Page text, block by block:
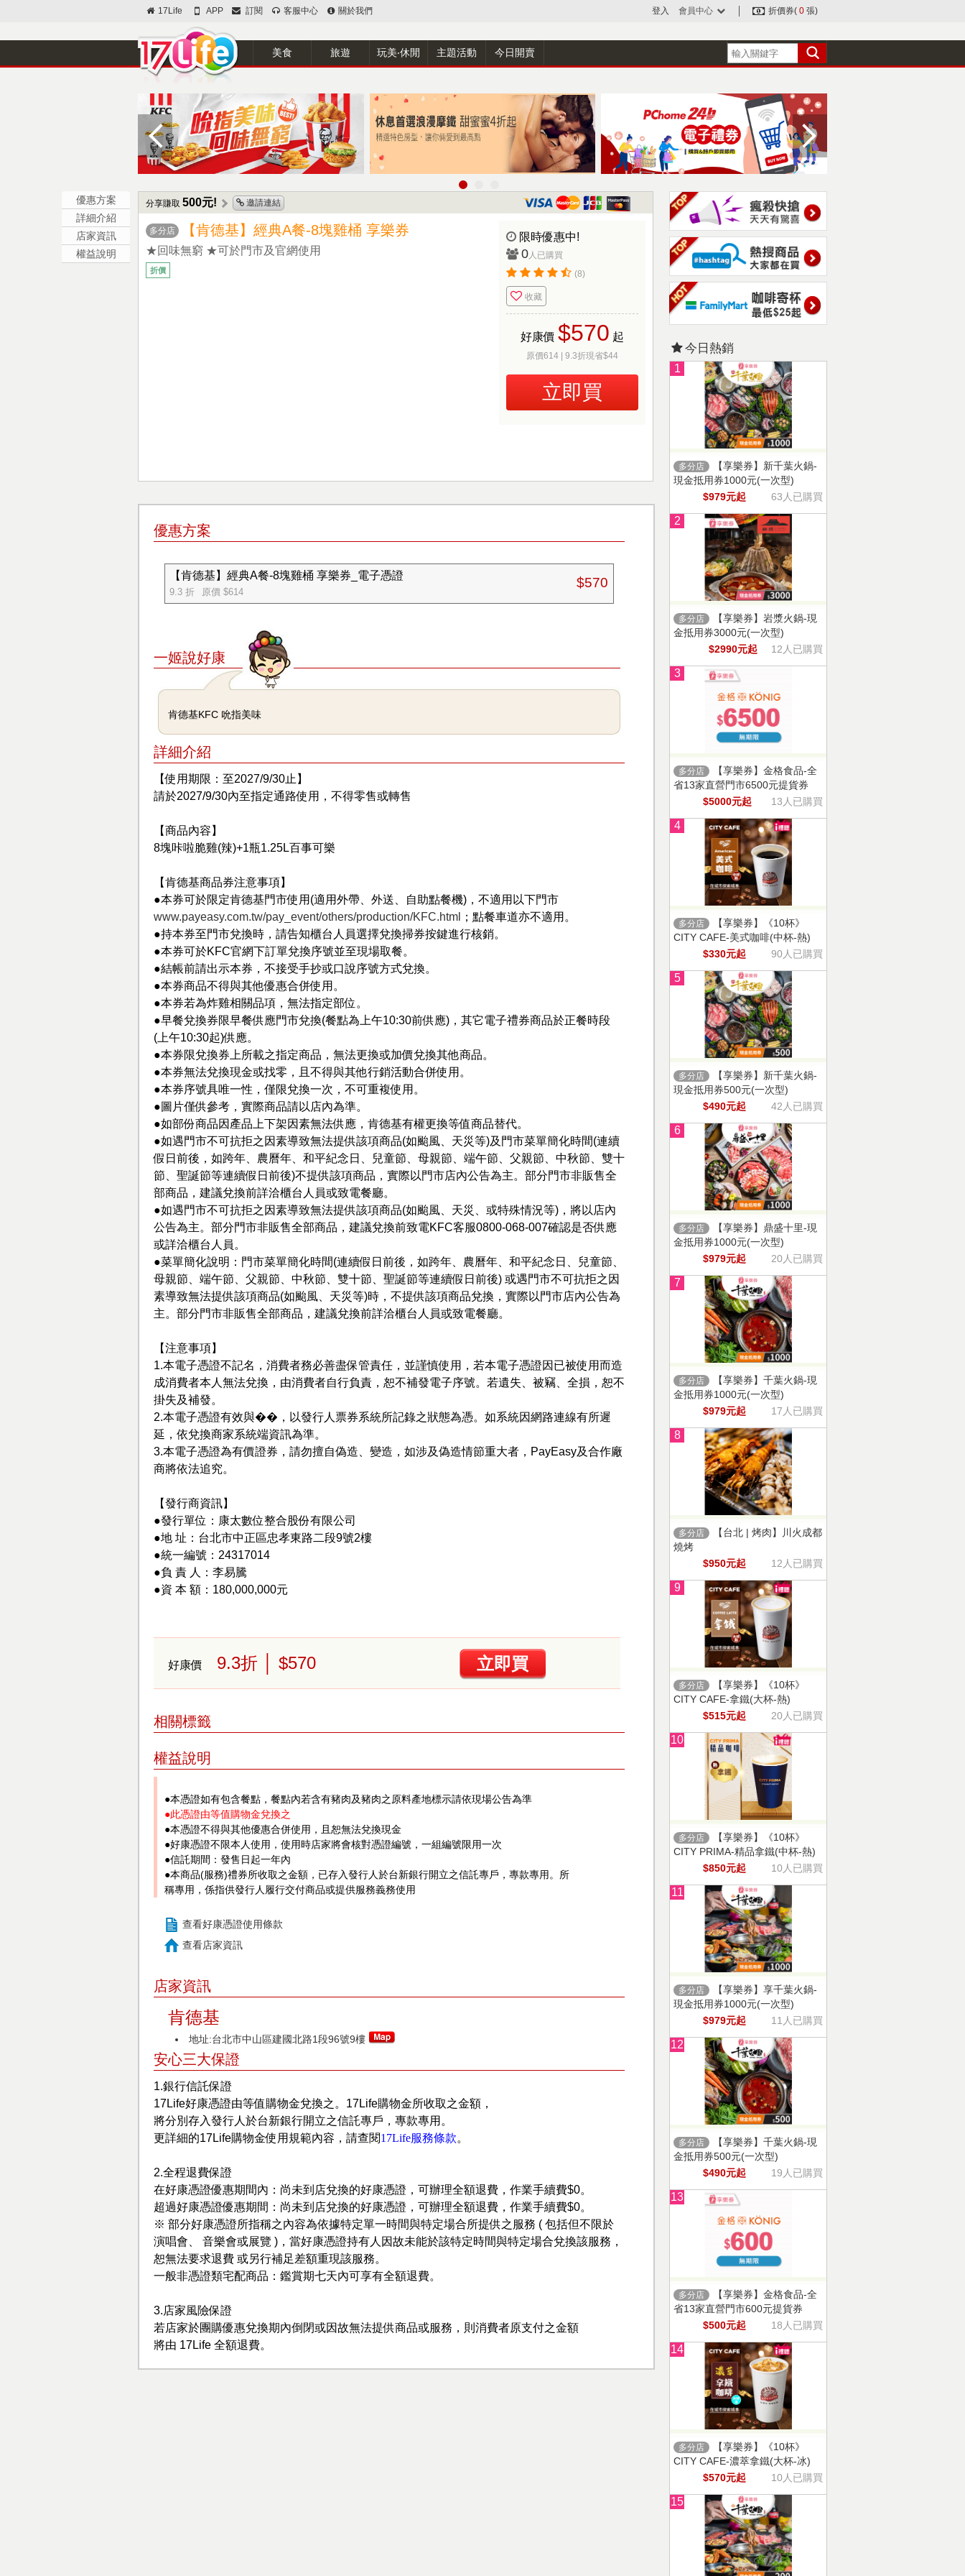
17Life APP 訂閱 客服中心 關於我們 登入 會員中心 折價券( 0 張)
美食 旅遊 玩美‧休閒 主題活動 今日開賣
優惠方案
詳細介紹
店家資訊
權益說明
分享賺取 500元! 邀請連結
多分店 【肯德基】經典A餐-8塊雞桶 享樂券
★回味無窮 ★可於門市及官網使用
折價
限時優惠中!
0人已購買
(8)
收藏
好康價 $570 起
原價614 | 9.3折現省$44
立即買
優惠方案
【肯德基】經典A餐-8塊雞桶 享樂券_電子憑證
9.3 折 原價 $614
$570
一姬說好康
肯德基KFC 吮指美味
詳細介紹
【使用期限：至2027/9/30止】
請於2027/9/30內至指定通路使用，不得零售或轉售
【商品內容】
8塊咔啦脆雞(辣)+1瓶1.25L百事可樂
【肯德基商品券注意事項】
●本券可於限定肯德基門市使用(適用外帶、外送、自助點餐機)，不適用以下門市
www.payeasy.com.tw/pay_event/others/production/KFC.html
；點餐車道亦不適用。
●持本券至門市兌換時，請告知櫃台人員選擇兌換掃券按鍵進行核銷。
●本券可於KFC官網下訂單兌換序號並至現場取餐。
●結帳前請出示本券，不接受手抄或口說序號方式兌換。
●本券商品不得與其他優惠合併使用。
●本券若為炸雞相關品項，無法指定部位。
●早餐兌換券限早餐供應門市兌換(餐點為上午10:30前供應)，其它電子禮券商品於正餐時段
(上午10:30起)供應。
●本券限兌換券上所載之指定商品，無法更換或加價兌換其他商品。
●本券無法兌換現金或找零，且不得與其他行銷活動合併使用。
●本券序號具唯一性，僅限兌換一次，不可重複使用。
●圖片僅供參考，實際商品請以店內為準。
●如部份商品因產品上下架因素無法供應，肯德基有權更換等值商品替代。
●如遇門市不可抗拒之因素導致無法提供該項商品(如颱風、天災等)及門市菜單簡化時間(連續
假日前後，如跨年、農曆年、和平紀念日、兒童節、母親節、端午節、父親節、中秋節、雙十
節、聖誕節等連續假日前後)不提供該項商品，實際以門市店內公告為主。部分門市非販售全
部商品，建議兌換前詳洽櫃台人員或致電餐廳。
●如遇門市不可抗拒之因素導致無法提供該項商品(如颱風、天災、或特殊情況等)，將以店內
公告為主。部分門市非販售全部商品，建議兌換前致電KFC客服0800-068-007確認是否供應
或詳洽櫃台人員。
●菜單簡化說明：門市菜單簡化時間(連續假日前後，如跨年、農曆年、和平紀念日、兒童節、
母親節、端午節、父親節、中秋節、雙十節、聖誕節等連續假日前後) 或遇門市不可抗拒之因
素導致無法提供該項商品(如颱風、天災等)時，不提供該項商品兌換，實際以門市店內公告為
主。部分門市非販售全部商品，建議兌換前詳洽櫃台人員或致電餐廳。
【注意事項】
1.本電子憑證不記名，消費者務必善盡保管責任，並謹慎使用，若本電子憑證因已被使用而造
成消費者本人無法兌換，由消費者自行負責，恕不補發電子序號。若遺失、被竊、全損，恕不
掛失及補發。
2.本電子憑證有效與��，以發行人票券系統所記錄之狀態為憑。如系統因網路連線有所遲
延，依兌換商家系統端資訊為準。
3.本電子憑證為有價證券，請勿擅自偽造、變造，如涉及偽造情節重大者，PayEasy及合作廠
商將依法追究。
【發行商資訊】
●發行單位：康太數位整合股份有限公司
●地 址：台北市中正區忠孝東路二段9號2樓
●統一編號：24317014
●負 責 人：李易騰
●資 本 額：180,000,000元
好康價 9.3折 │ $570 立即買
相關標籤
權益說明
●本憑證如有包含餐點，餐點內若含有豬肉及豬肉之原料產地標示請依現場公告為準
●此憑證由等值購物金兌換之
●本憑證不得與其他優惠合併使用，且恕無法兌換現金
●好康憑證不限本人使用，使用時店家將會核對憑證編號，一組編號限用一次
●信託期間：發售日起一年內
●本商品(服務)禮券所收取之金額，已存入發行人於台新銀行開立之信託專戶，專款專用。所
稱專用，係指供發行人履行交付商品或提供服務義務使用
查看好康憑證使用條款
查看店家資訊
店家資訊
肯德基
地址:台北市中山區建國北路1段96號9樓
安心三大保證
1.銀行信託保證
17Life好康憑證由等值購物金兌換之。17Life購物金所收取之金額，
將分別存入發行人於台新銀行開立之信託專戶，專款專用。
更詳細的17Life購物金使用規範內容，請查閱17Life服務條款。
2.全程退費保證
在好康憑證優惠期間內：尚未到店兌換的好康憑證，可辦理全額退費，作業手續費$0。
超過好康憑證優惠期間：尚未到店兌換的好康憑證，可辦理全額退費，作業手續費$0。
※ 部分好康憑證所指稱之內容為依據特定單一時間與特定場合所提供之服務 ( 包括但不限於
演唱會、 音樂會或展覽 )，當好康憑證持有人因故未能於該特定時間與特定場合兌換該服務，
恕無法要求退費 或另行補足差額重現該服務。
一般非憑證類宅配商品：鑑賞期七天內可享有全額退費。
3.店家風險保證
若店家於團購優惠兌換期內倒閉或因故無法提供商品或服務，則消費者原支付之金額
將由 17Life 全額退費。
今日熱銷
1
多分店
【享樂券】新千葉火鍋-
現金抵用券1000元(一次型)
$979元起
63人已購買
2
多分店
【享樂券】岩漿火鍋-現
金抵用券3000元(一次型)
$2990元起
12人已購買
3
多分店
【享樂券】金格食品-全
省13家直營門市6500元提貨券
$5000元起
13人已購買
4
多分店
【享樂券】《10杯》
CITY CAFE-美式咖啡(中杯-熱)
$330元起
90人已購買
5
多分店
【享樂券】新千葉火鍋-
現金抵用券500元(一次型)
$490元起
42人已購買
6
多分店
【享樂券】鼎盛十里-現
金抵用券1000元(一次型)
$979元起
20人已購買
7
多分店
【享樂券】千葉火鍋-現
金抵用券1000元(一次型)
$979元起
17人已購買
8
多分店
【台北 | 烤肉】川火成都
燒烤
$950元起
12人已購買
9
多分店
【享樂券】《10杯》
CITY CAFE-拿鐵(大杯-熱)
$515元起
20人已購買
10
多分店
【享樂券】《10杯》
CITY PRIMA-精品拿鐵(中杯-熱)
$850元起
10人已購買
11
多分店
【享樂券】享千葉火鍋-
現金抵用券1000元(一次型)
$979元起
11人已購買
12
多分店
【享樂券】千葉火鍋-現
金抵用券500元(一次型)
$490元起
19人已購買
13
多分店
【享樂券】金格食品-全
省13家直營門市600元提貨券
$500元起
18人已購買
14
多分店
【享樂券】《10杯》
CITY CAFE-濃萃拿鐵(大杯-冰)
$570元起
10人已購買
15